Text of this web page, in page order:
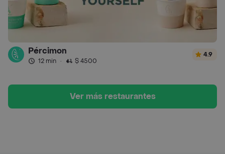
Pércimon
12 min · $ 4500
4.9
Ver más restaurantes